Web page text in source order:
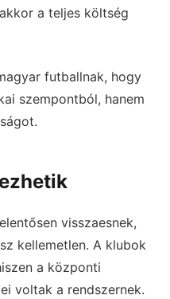
a teljes költség
futballnak, hogy
szempontból, hanem
visszaesnek,
kellemetlen. A klubok
a központi
voltak a rendszernek.